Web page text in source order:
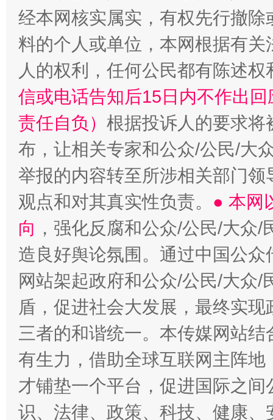
经本网核实属实，有权先行撤
料的个人或单位，本网根据有
人的权利，任何公民都有陈述
信或电话告知后15日内不作出
责任自负） 根据投诉人的要求将
布，让相关专家和公众/公民/大
举报的内容转至所涉相关部门
观点和对其真实性负责。 ● 本网
向 ，强化反腐和公众/公民/大众
造良好舆论氛围。通过中国公
网站架起政府和公众/公民/大众
盾，促进社会大发展，最终实
三者的和谐统一。本传媒网站
有生力，借助全球互联网主阵
才铺垫一个平台，促进国际之
识、法律、政策、科技、健康